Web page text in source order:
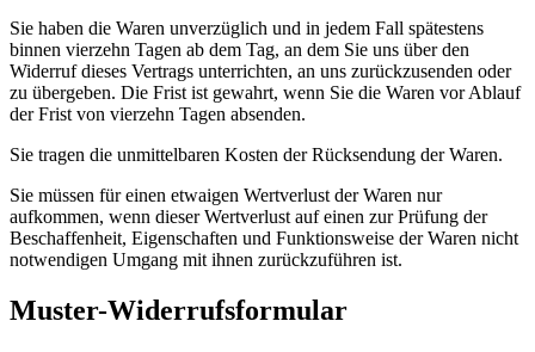
Sie haben die Waren unverzüglich und in jedem Fall spätestens
binnen vierzehn Tagen ab dem Tag, an dem Sie uns über den
Widerruf dieses Vertrags unterrichten, an uns zurückzusenden oder
zu übergeben. Die Frist ist gewahrt, wenn Sie die Waren vor Ablauf
der Frist von vierzehn Tagen absenden.
Sie tragen die unmittelbaren Kosten der Rücksendung der Waren.
Sie müssen für einen etwaigen Wertverlust der Waren nur
aufkommen, wenn dieser Wertverlust auf einen zur Prüfung der
Beschaffenheit, Eigenschaften und Funktionsweise der Waren nicht
notwendigen Umgang mit ihnen zurückzuführen ist.
Muster-Widerrufsformular